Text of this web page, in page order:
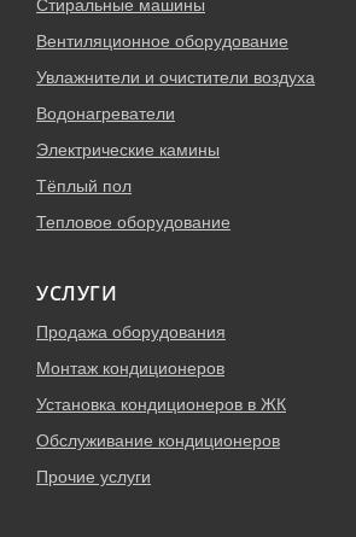
Стиральные машины
Вентиляционное оборудование
Увлажнители и очистители воздуха
Водонагреватели
Электрические камины
Тёплый пол
Тепловое оборудование
УСЛУГИ
Продажа оборудования
Монтаж кондиционеров
Установка кондиционеров в ЖК
Обслуживание кондиционеров
Прочие услуги